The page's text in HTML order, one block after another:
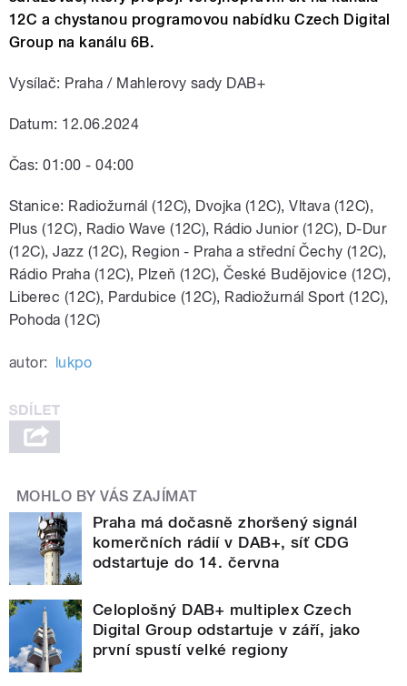
12C a chystanou programovou nabídku Czech Digital
Group na kanálu 6B.
Vysílač: Praha / Mahlerovy sady DAB+
Datum: 12.06.2024
Čas: 01:00 - 04:00
Stanice: Radiožurnál (12C), Dvojka (12C), Vltava (12C),
Plus (12C), Radio Wave (12C), Rádio Junior (12C), D-Dur
(12C), Jazz (12C), Region - Praha a střední Čechy (12C),
Rádio Praha (12C), Plzeň (12C), České Budějovice (12C),
Liberec (12C), Pardubice (12C), Radiožurnál Sport (12C),
Pohoda (12C)
autor: lukpo
MOHLO BY VÁS ZAJÍMAT
Praha má dočasně zhoršený signál
komerčních rádií v DAB+, síť CDG
odstartuje do 14. června
Celoplošný DAB+ multiplex Czech
Digital Group odstartuje v září, jako
první spustí velké regiony